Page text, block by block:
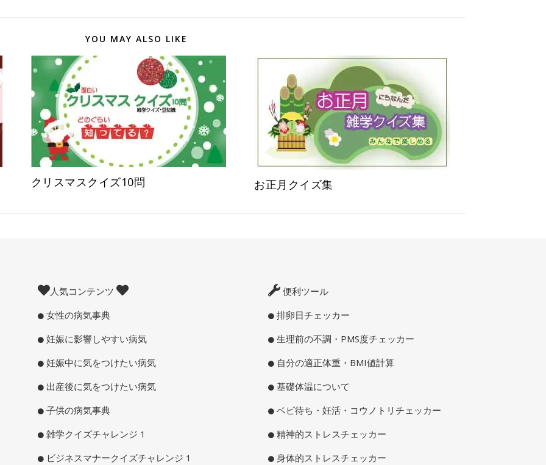
YOU MAY ALSO LIKE
クリスマスクイズ10問 お正月クイズ集
人気コンテンツ
女性の病気事典
妊娠に影響しやすい病気
妊娠中に気をつけたい病気
出産後に気をつけたい病気
子供の病気事典
雑学クイズチャレンジ 1
ビジネスマナークイズチャレンジ 1
便利ツール
排卵日チェッカー
生理前の不調・PMS度チェッカー
自分の適正体重・BMI値計算
基礎体温について
ベビ待ち・妊活・コウノトリチェッカー
精神的ストレスチェッカー
身体的ストレスチェッカー